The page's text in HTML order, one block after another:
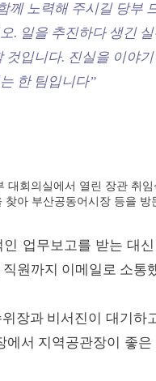
노력해 주시길 당부
. 일을 추진하다 생긴
입니다. 진실을 이야
한 팀입니다”
대회의실에서 열린 장관 취임
찾아 부산공동어시장 등을 방
업무보고를 받는 대
원까지 이메일로 소통
장과 비서진이 대기하
서 지역공관장이 좋